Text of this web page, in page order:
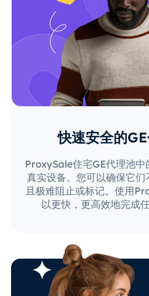
快速安全的
ProxySale住宅GE代理池
真实设备。您可以确保它
且极难阻止或标记。使用
以更快，更高效地完成